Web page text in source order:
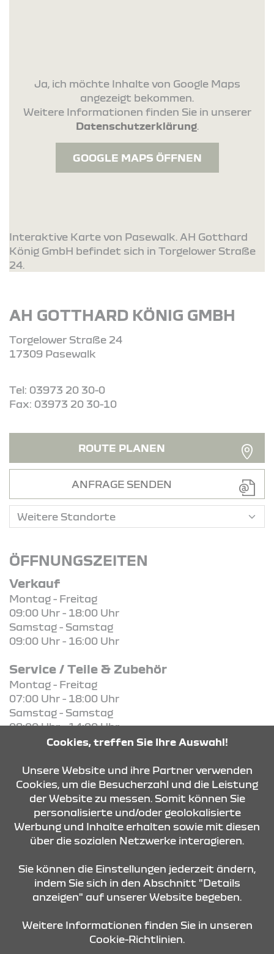
Ja, ich möchte Inhalte von Google Maps
angezeigt bekommen.
Weitere Informationen finden Sie in unserer
Datenschutzerklärung.
GOOGLE MAPS ÖFFNEN
Interaktive Karte von Pasewalk. AH Gotthard
König GmbH befindet sich in Torgelower Straße
24.
AH GOTTHARD KÖNIG GMBH
Torgelower Straße 24
17309 Pasewalk
Tel: 03973 20 30-0
Fax: 03973 20 30-10
ROUTE PLANEN
ANFRAGE SENDEN
ÖFFNUNGSZEITEN
Verkauf
Montag - Freitag
09:00 Uhr - 18:00 Uhr
Samstag - Samstag
09:00 Uhr - 16:00 Uhr
Service / Teile & Zubehör
Montag - Freitag
07:00 Uhr - 18:00 Uhr
Samstag - Samstag
08:00 Uhr - 14:00 Uhr
KONTAKT & ANFAHRT
ÖFFNUNGSZEITEN
STANDORTE
Cookies, treffen Sie Ihre Auswahl!
Unsere Website und ihre Partner verwenden
Cookies, um die Besucherzahl und die Leistung
der Website zu messen. Somit können Sie
personalisierte und/oder geolokalisierte
Werbung und Inhalte erhalten sowie mit diesen
über die sozialen Netzwerke interagieren.
Sie können die Einstellungen jederzeit ändern,
indem Sie sich in den Abschnitt "Details
anzeigen" auf unserer Website begeben.
Weitere Informationen finden Sie in unseren
Cookie-Richtlinien.